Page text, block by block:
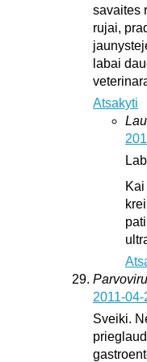
savaites
rujai,
labai
Atsakyti
2011-
Sveiki.